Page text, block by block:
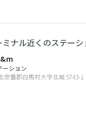
ナル近くのステー
ーション
安曇郡白馬村大字北城 5743-1